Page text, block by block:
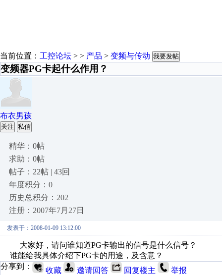
当前位置： 工控论坛 > > 产品 > 变频与传动 我要发帖
变频器PG卡起什么作用？
布衣男孩
关注 私信
精华：0帖
求助：0帖
帖子：22帖 | 43回
年度积分：0
历史总积分：202
注册：2007年7月27日
发表于：2008-01-09 13:12:00
大家好，请问谁知道PG卡输出的信号是什么信号？
谁能给我具体介绍下PG卡的用途，及含意？
分享到：
收藏 邀请回答 回复楼主 举报